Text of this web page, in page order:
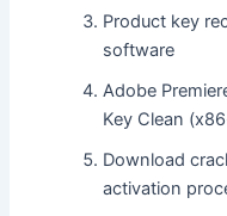
Product key
software
Adobe
Key Clean
Download
activation